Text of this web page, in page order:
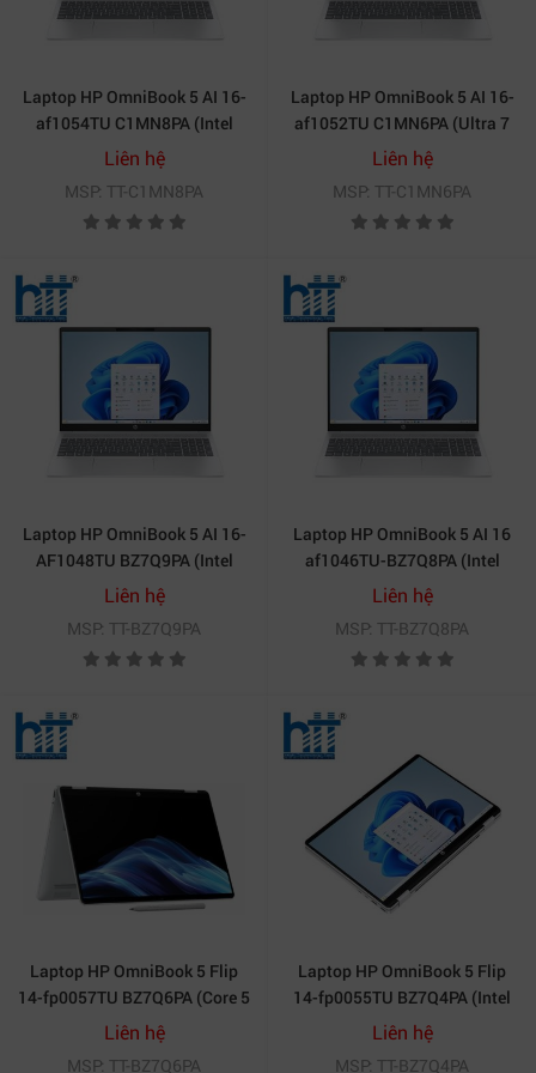
Laptop HP OmniBook 5 AI 16-
af1054TU C1MN8PA (Intel
Core Ultra 7 255U | 32GB |
512GB | Intel Graphics | 16
inch WUXGA IPS | Win 11 |
Office | Bạc)
Liên hệ
MSP: TT-C1MN8PA
Laptop HP OmniBook 5 AI 16-
af1052TU C1MN6PA (Ultra 7
255U | 32GB | 512GB | Intel®
Graphics | 16.0inch 2K | Cảm
ứng | Win 11 | Office | Bạc)
Liên hệ
MSP: TT-C1MN6PA
Laptop HP OmniBook 5 AI 16-
AF1048TU BZ7Q9PA (Intel
Core Ultra 5 225U | 16GB |
512GB | Intel Graphic | 16 inch
WUXGA | Win 11 | Office |Bạc)
Liên hệ
MSP: TT-BZ7Q9PA
Laptop HP OmniBook 5 AI 16
af1046TU-BZ7Q8PA (Intel
Core Ultra 5 225U | 16GB |
512GB | Intel Graphic | 16 inch
WUXGA | Cảm ứng | Win 11 |
Office | Bạc)
Liên hệ
MSP: TT-BZ7Q8PA
Laptop HP OmniBook 5 Flip
14-fp0057TU BZ7Q6PA (Core 5
120U| 16GB| 512GB SSD| 14
inch WUXGA Touch| Win11|
Liên hệ
MSP: TT-BZ7Q6PA
Laptop HP OmniBook 5 Flip
14-fp0055TU BZ7Q4PA (Intel
Core 7 150U | 24GB | 512GB |
Intel Graphics | 14 inch
Liên hệ
MSP: TT-BZ7Q4PA